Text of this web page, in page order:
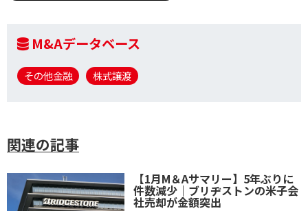
M&Aデータベース
その他金融 株式譲渡
関連の記事
【1月M＆Aサマリー】5年ぶりに
件数減少｜ブリヂストンの米子会
社売却が金額突出